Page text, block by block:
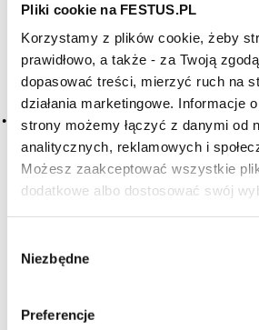
Pliki cookie na FESTUS.PL
Korzystamy z plików cookie, żeby
prawidłowo, a także - za Twoją
dopasować treści, mierzyć ruch na
działania marketingowe. Informacje
strony możemy łączyć z danymi od
analitycznych, reklamowych i
Możesz zaakceptować wszystkie
dodatkowe albo dostosować swój
zgody
Niezbędne
Preferencje
Czy masz ukończone
Archiwum wpisów
vin
nos
2016-05-10
ogólne określenie odnoszące się do
aromatycznych danego wina; ludzki
receptorów zapachowych potrafi
bogatą gamę … Więcej nos →